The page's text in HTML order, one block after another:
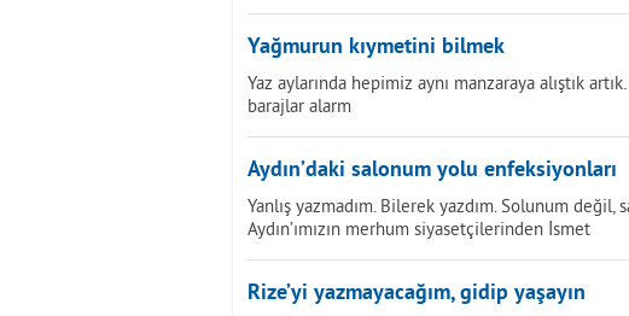
Yağmurun kıymetini bilmek
Yaz aylarında hepimiz aynı manzaraya alıştık
barajlar alarm
Aydın’daki salonum yolu enfeksiyonları
Yanlış yazmadım. Bilerek yazdım. Solunum
Aydın’ımızın merhum siyasetçilerinden İsmet
Rize’yi yazmayacağım, gidip yaşayın